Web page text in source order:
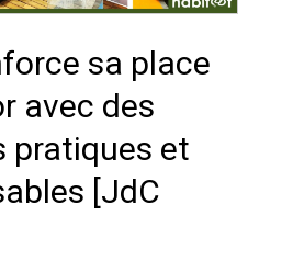
sa place
avec des
pratiques et
[JdC